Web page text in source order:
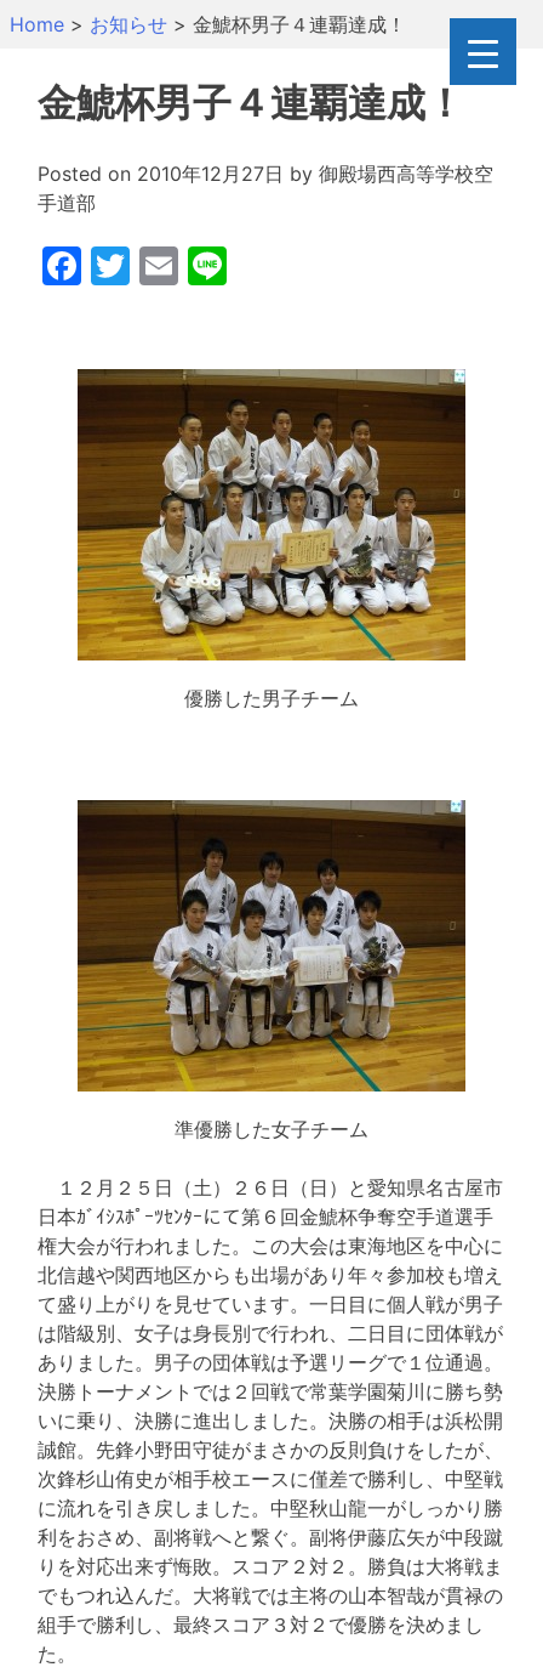
SkipHome > お知らせ > 金鯱杯男子４連覇達成！
金鯱杯男子４連覇達成！
Posted on 2010年12月27日 by 御殿場西高等学校空
手道部
Facebook
Twitter
Email
優勝した男子チーム
準優勝した女子チーム
１２月２５日（土）２６日（日）と愛知県名古屋市
日本ｶﾞｲｼｽﾎﾟｰﾂｾﾝﾀｰにて第６回金鯱杯争奪空手道選手
権大会が行われました。この大会は東海地区を中心に
北信越や関西地区からも出場があり年々参加校も増え
て盛り上がりを見せています。一日目に個人戦が男子
は階級別、女子は身長別で行われ、二日目に団体戦が
ありました。男子の団体戦は予選リーグで１位通過。
決勝トーナメントでは２回戦で常葉学園菊川に勝ち勢
いに乗り、決勝に進出しました。決勝の相手は浜松開
誠館。先鋒小野田守徒がまさかの反則負けをしたが、
次鋒杉山侑史が相手校エースに僅差で勝利し、中堅戦
に流れを引き戻しました。中堅秋山龍一がしっかり勝
利をおさめ、副将戦へと繋ぐ。副将伊藤広矢が中段蹴
りを対応出来ず悔敗。スコア２対２。勝負は大将戦ま
でもつれ込んだ。大将戦では主将の山本智哉が貫禄の
組手で勝利し、最終スコア３対２で優勝を決めまし
た。